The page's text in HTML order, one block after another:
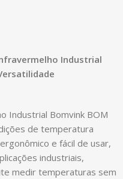
Industrial
Industrial Bomvink BOM
de temperatura
e fácil de usar,
industriais,
medir temperaturas sem